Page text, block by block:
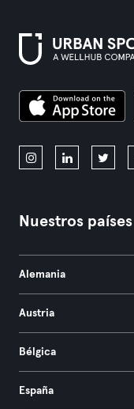
Nuestros países
Alemania
Austria
Bélgica
España